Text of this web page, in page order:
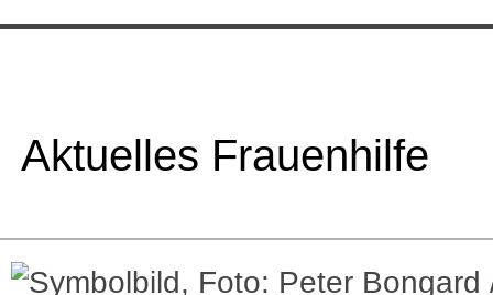
Aktuelles Frauenhilfe